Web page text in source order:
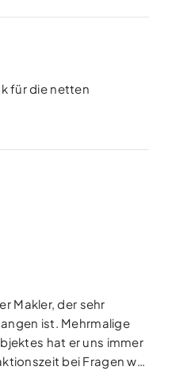
für die netten
Makler, der sehr
ist. Mehrmalige
hat er uns immer
bei Fragen war